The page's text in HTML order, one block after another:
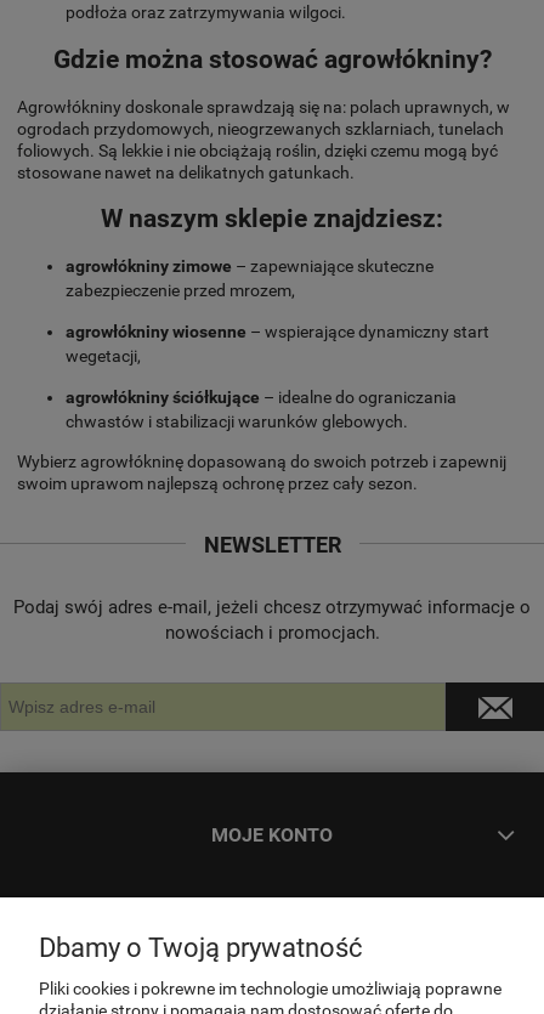
podłoża oraz zatrzymywania wilgoci.
Gdzie można stosować agrowłókniny?
Agrowłókniny doskonale sprawdzają się na: polach uprawnych, w
ogrodach przydomowych, nieogrzewanych szklarniach, tunelach
foliowych. Są lekkie i nie obciążają roślin, dzięki czemu mogą być
stosowane nawet na delikatnych gatunkach.
W naszym sklepie znajdziesz:
agrowłókniny zimowe – zapewniające skuteczne
zabezpieczenie przed mrozem,
agrowłókniny wiosenne – wspierające dynamiczny start
wegetacji,
agrowłókniny ściółkujące – idealne do ograniczania
chwastów i stabilizacji warunków glebowych.
Wybierz agrowłókninę dopasowaną do swoich potrzeb i zapewnij
swoim uprawom najlepszą ochronę przez cały sezon.
NEWSLETTER
Podaj swój adres e-mail, jeżeli chcesz otrzymywać informacje o
nowościach i promocjach.
MOJE KONTO
INFORMACJE
Dbamy o Twoją prywatność
Pliki cookies i pokrewne im technologie umożliwiają poprawne